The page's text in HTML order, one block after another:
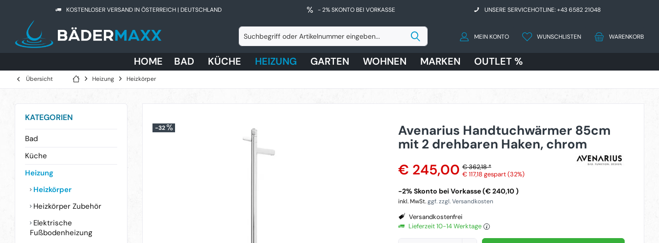
KOSTENLOSER VERSAND IN ÖSTERREICH | DEUTSCHLAND - 2% SKONTO BEI VORKASSE UNSERE SERVICEHOTLINE: +43 6582 21048
WARENKORB
WUNSCHLISTEN
MEIN KONTO
HOME BAD KÜCHE HEIZUNG GARTEN WOHNEN MARKEN OUTLET %
Übersicht Heizung Heizkörper
KATEGORIEN
Bad
Küche
Heizung
Heizkörper
Heizkörper Zubehör
Elektrische
Fußbodenheizung
-32
Avenarius Handtuchwärmer 85cm
mit 2 drehbaren Haken, chrom
€ 245,00 € 362,18 *
€ 117,18 gespart (32%)
-2% Skonto bei Vorkasse (€ 240,10 )
inkl. MwSt.ggf. zzgl. Versandkosten
Versandkostenfrei
Lieferzeit 10-14 Werktage